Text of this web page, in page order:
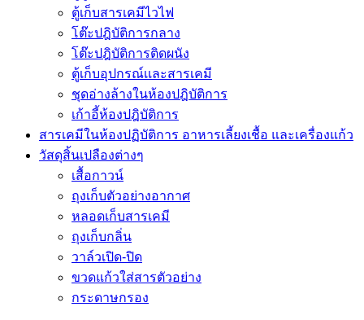
ตู้เก็บสารเคมีไวไฟ
โต๊ะปฎิบัติการกลาง
โต๊ะปฎิบัติการติดผนัง
ตู้เก็บอุปกรณ์เเละสารเคมี
ชุดอ่างล้างในห้องปฎิบัติการ
เก้าอี้ห้องปฎิบัติการ
สารเคมีในห้องปฏิบัติการ อาหารเลี้ยงเชื้อ และเครื่องแก้ว
วัสดุสิ้นเปลืองต่างๆ
เสื้อกาวน์
ถุงเก็บตัวอย่างอากาศ
หลอดเก็บสารเคมี
ถุงเก็บกลิ่น
วาล์วเปิด-ปิด
ขวดแก้วใส่สารตัวอย่าง
กระดาษกรอง